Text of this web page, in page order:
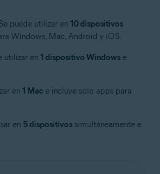
puede utilizar en10 dispositivos
Windows, Mac, Android y iOS.
utilizar en1 dispositivo Windows e
en 1 Mac e incluye solo apps para
en 5 dispositivos simultáneamente e